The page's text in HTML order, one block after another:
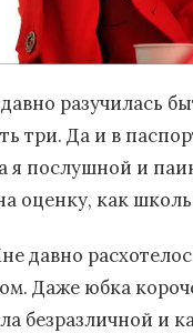
разучилась
три. Да и в
я послушной и
оценку, как
давно
Даже юбка
безразличной и